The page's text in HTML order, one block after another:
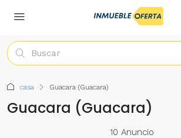
casa Guacara (Guacara)
Guacara (Guacara)
10 Anuncio